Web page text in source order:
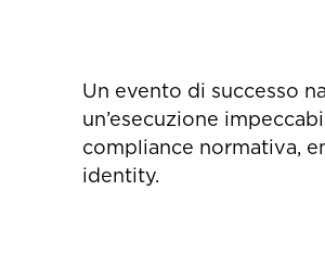
Un evento di successo
un’esecuzione
compliance normativa,
identity.